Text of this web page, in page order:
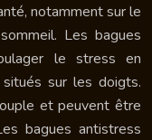
notamment sur le
Les bagues
le stress en
situés sur les doigts.
et peuvent être
bagues antistress